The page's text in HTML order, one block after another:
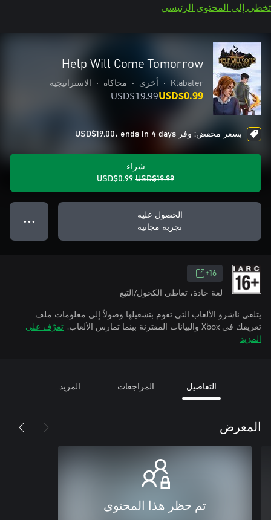
تخطي إلى المحتوى الرئيسي
Help Will Come Tomorrow
Klabater
• أخرى • محاكاة • الاستراتيجية
USD$19.99USD$0.99
بسعر مخفض: وفر USD$19.00، ends in 4 days
شراء
USD$19.99
USD$0.99
الحصول عليه
تجربة مجانية
● ● ●
16+
لغة حادة، تعاطي الكحول/التبغ
يتلقى ناشرو الألعاب التي تقوم بتشغيلها وصولاً إلى معلومات ملف
تعريفك في Xbox والبيانات المقترنة بينما تمارس الألعاب.
تعرّف على
المزيد
التفاصيل المراجعات المزيد
المعرض
تم حظر هذا المحتوى